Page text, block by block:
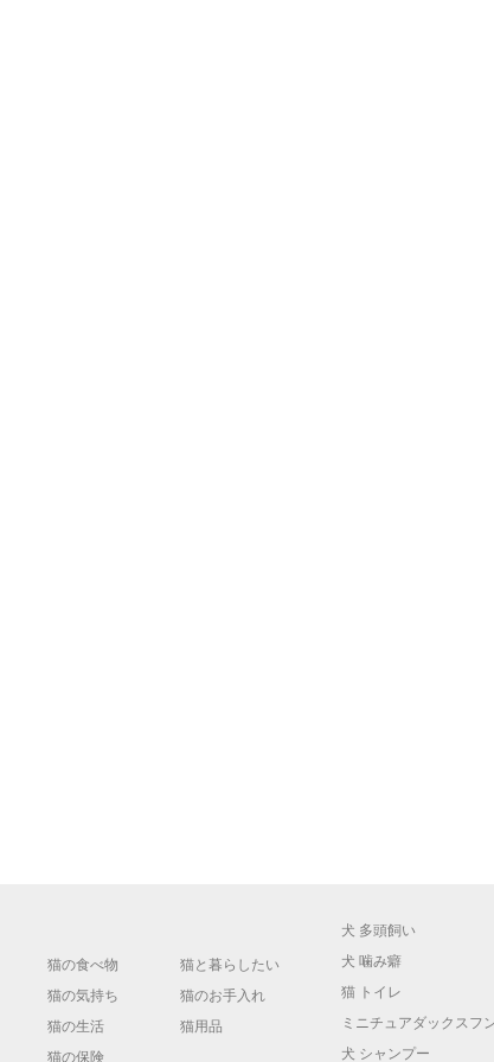
猫の食べ物
猫と暮らしたい
猫の気持ち
猫のお手入れ
猫の生活
猫用品
猫の保険
犬 多頭飼い
犬 噛み癖
猫 トイレ
ミニチュアダックスフ
犬 シャンプー